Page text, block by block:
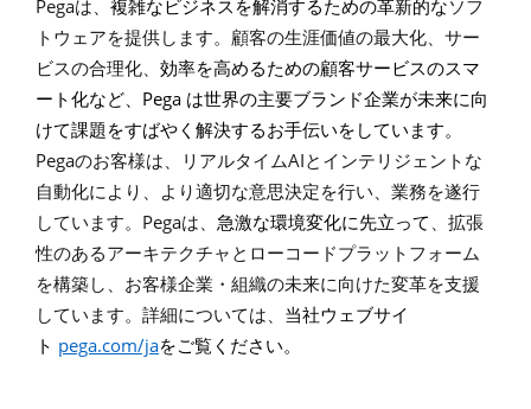
Pegaは、 複雑なビジネスを解消するための革新的なソフ
トウェアを提供します。顧客の生涯価値の最大化、サー
ビスの合理化、 効率を高めるための顧客サービスのスマ
ート化など、 Pega は世界の主要ブランド企業が未来に向
けて課題をすばやく解決するお手伝いをしています。
Pegaのお客様は、リアルタイムAIとインテリジェントな
自動化により、より適切な意思決定を行い、業務を遂行
しています。 Pegaは、 急激な環境変化に先立って
、拡張
性のあるアーキテクチャとローコードプラットフォーム
を構築し、お客様企業・組織の未来に向けた変革を支援
しています。 詳細については、 当社ウェブサイ
ト pega.com/jaをご覧ください。